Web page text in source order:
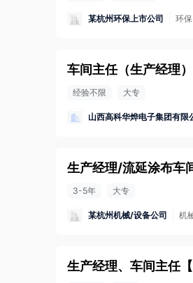
某杭州环保上市公司 环保
车间主任（生产经理）
经验不限 大专
山西高科华烨电子集团有限
生产经理/流延涂布车
3-5年 大专
某杭州机械/设备公司 机
生产经理、车间主任 【